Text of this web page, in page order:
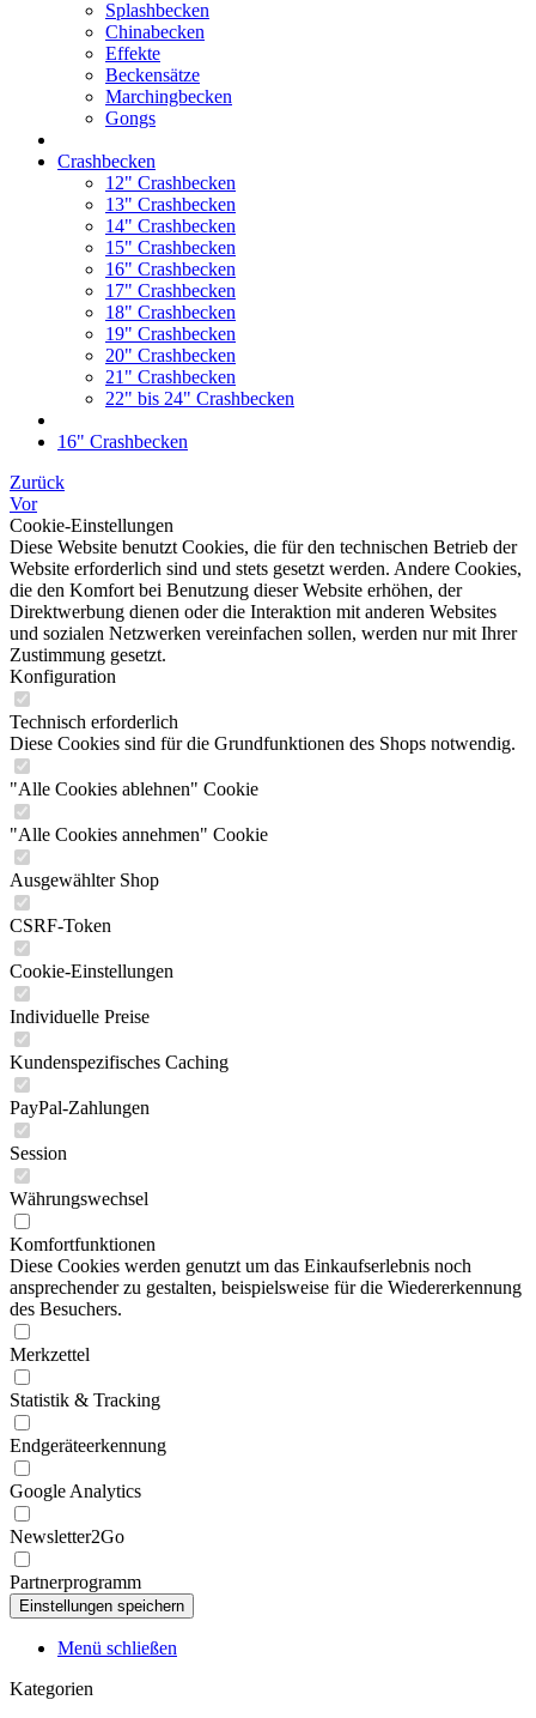
Splashbecken
Chinabecken
Effekte
Beckensätze
Marchingbecken
Gongs
Crashbecken
12" Crashbecken
13" Crashbecken
14" Crashbecken
15" Crashbecken
16" Crashbecken
17" Crashbecken
18" Crashbecken
19" Crashbecken
20" Crashbecken
21" Crashbecken
22" bis 24" Crashbecken
16" Crashbecken
Zurück
Vor
Cookie-Einstellungen
Diese Website benutzt Cookies, die für den technischen Betrieb der
Website erforderlich sind und stets gesetzt werden. Andere Cookies,
die den Komfort bei Benutzung dieser Website erhöhen, der
Direktwerbung dienen oder die Interaktion mit anderen Websites
und sozialen Netzwerken vereinfachen sollen, werden nur mit Ihrer
Zustimmung gesetzt.
Konfiguration
Technisch erforderlich
Diese Cookies sind für die Grundfunktionen des Shops notwendig.
"Alle Cookies ablehnen" Cookie
"Alle Cookies annehmen" Cookie
Ausgewählter Shop
CSRF-Token
Cookie-Einstellungen
Individuelle Preise
Kundenspezifisches Caching
PayPal-Zahlungen
Session
Währungswechsel
Komfortfunktionen
Diese Cookies werden genutzt um das Einkaufserlebnis noch
ansprechender zu gestalten, beispielsweise für die Wiedererkennung
des Besuchers.
Merkzettel
Statistik & Tracking
Endgeräteerkennung
Google Analytics
Newsletter2Go
Partnerprogramm
Menü schließen
Kategorien